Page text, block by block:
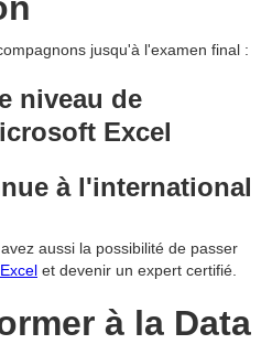
jusqu'à l'examen final :
niveau de
Excel
à l'international
aussi la possibilité de passer
et devenir un expert certifié.
à la Data